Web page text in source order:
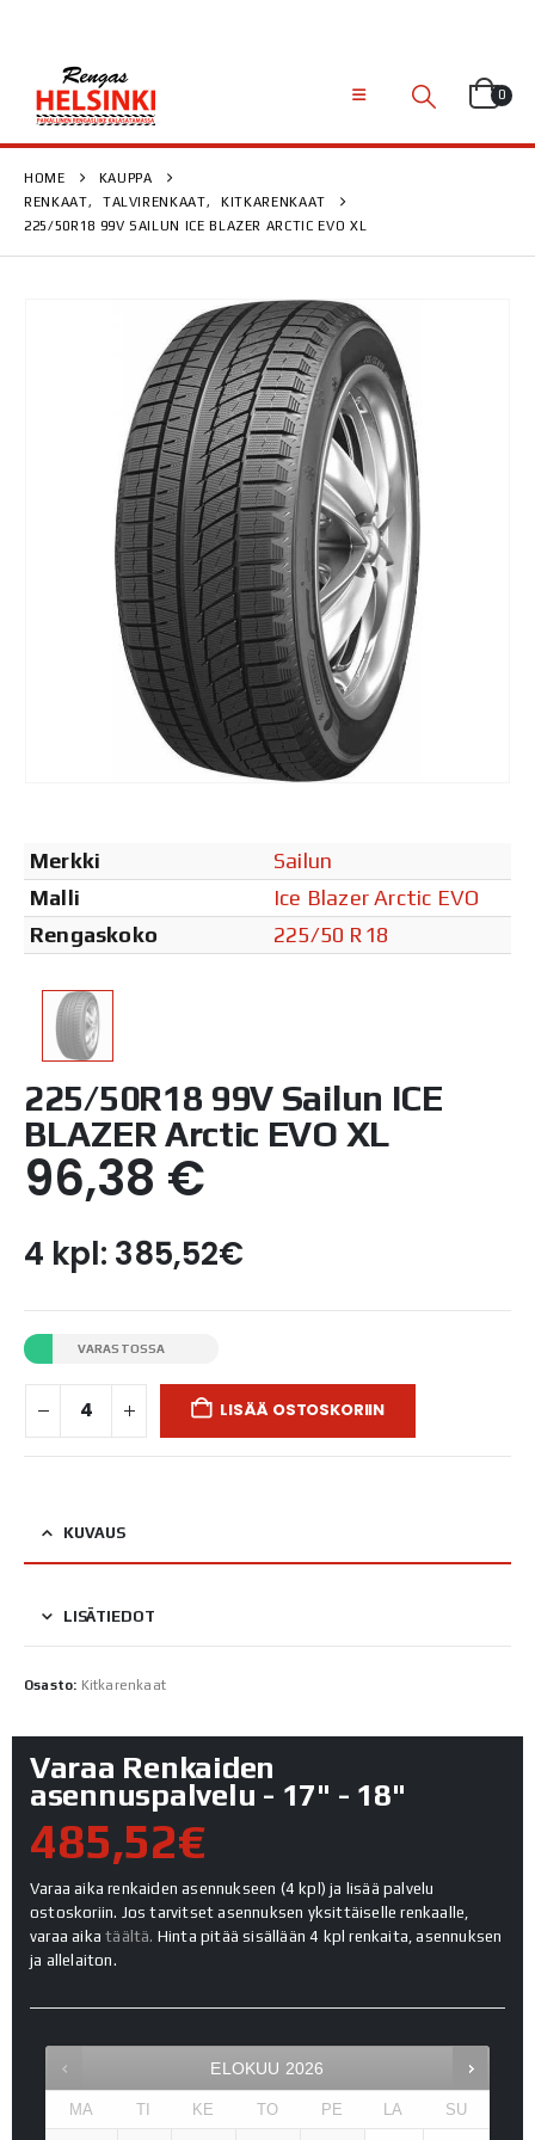
0
HOME
KAUPPA
RENKAAT, TALVIRENKAAT,
KITKARENKAAT
225/50R18 99V SAILUN ICE BLAZER ARCTIC EVO XL
Merkki
Sailun
Malli
Ice Blazer Arctic EVO
Rengaskoko
225/50 R18
225/50R18 99V Sailun ICE
BLAZER Arctic EVO XL
96,38 €
4 kpl: 385,52€
VARASTOSSA
LISÄÄ OSTOSKORIIN
KUVAUS
LISÄTIEDOT
Osasto: Kitkarenkaat
Varaa Renkaiden
asennuspalvelu - 17" - 18"
485,52€
Varaa aika renkaiden asennukseen (4 kpl) ja lisää palvelu
ostoskoriin. Jos tarvitset asennuksen yksittäiselle renkaalle,
varaa aikatäältä. Hinta pitää sisällään 4 kpl renkaita, asennuksen
ja allelaiton.
ELOKUU 2026
MA TI KE TO PE LA SU